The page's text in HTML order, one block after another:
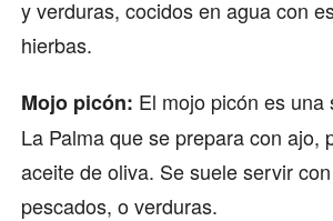
y verduras, cocidos en agua con
hierbas.
Mojo picón: El mojo picón es
La Palma que se prepara con ajo,
aceite de oliva. Se suele servir
pescados, o verduras.